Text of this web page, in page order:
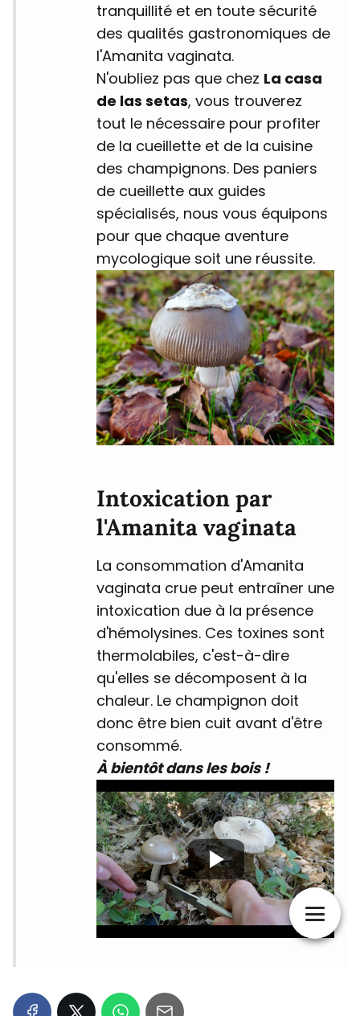
tranquillité et en toute sécurité
des qualités gastronomiques de
l'Amanita vaginata.
N'oubliez pas que chez La casa
de las setas, vous trouverez
tout le nécessaire pour profiter
de la cueillette et de la cuisine
des champignons. Des paniers
de cueillette aux guides
spécialisés, nous vous équipons
pour que chaque aventure
mycologique soit une réussite.
Intoxication par
l'Amanita vaginata
La consommation d'Amanita
vaginata crue peut entraîner une
intoxication due à la présence
d'hémolysines. Ces toxines sont
thermolabiles, c'est-à-dire
qu'elles se décomposent à la
chaleur. Le champignon doit
donc être bien cuit avant d'être
consommé.
À bientôt dans les bois !